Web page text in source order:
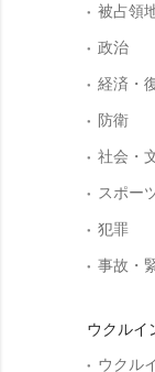
被占領
政治
経済・
防衛
社会・
スポー
犯罪
事故・
ウクルイ
ウクル